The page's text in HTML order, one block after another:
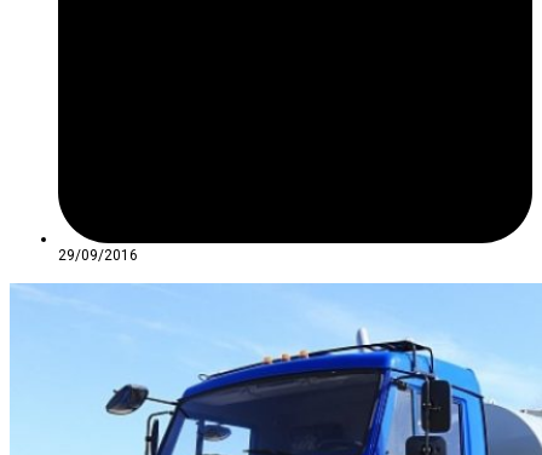
29/09/2016